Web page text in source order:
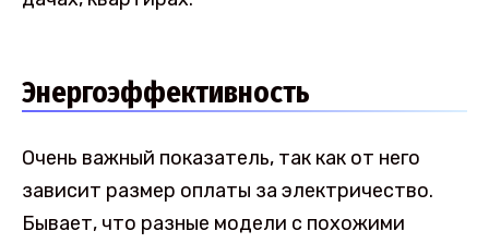
Энергоэффективность
Очень важный показатель, так как от него
зависит размер оплаты за электричество.
Бывает, что разные модели с похожими